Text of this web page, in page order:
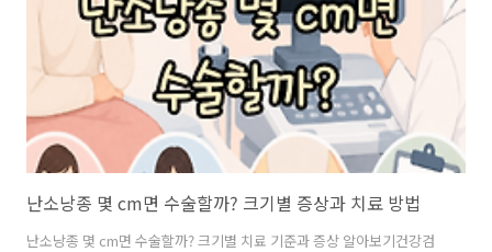
원료로 안내하고 있습니다.오늘은 피로가 쌓이는 원인부터 일상에서 실
천할 수 있는 관리 방법,..
난소낭종 몇 cm면 수술할까? 크기별 증상과 치료 방법
난소낭종 몇 cm면 수술할까? 크기별 치료 기준과 증상 알아보기건강검